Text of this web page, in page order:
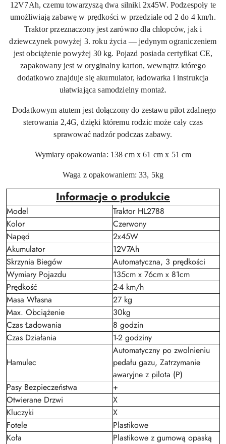
12V7Ah, czemu towarzyszą dwa silniki 2x45W. Podzespoły te
umożliwiają zabawę w prędkości w przedziale od 2 do 4 km/h.
Traktor przeznaczony jest zarówno dla chłopców, jak i
dziewczynek powyżej 3. roku życia — jedynym ograniczeniem
jest obciążenie powyżej 30 kg. Pojazd posiada certyfikat CE,
zapakowany jest w oryginalny karton, wewnątrz którego
dodatkowo znajduje się akumulator, ładowarka i instrukcja
ułatwiająca samodzielny montaż.
Dodatkowym atutem jest dołączony do zestawu pilot zdalnego
sterowania 2,4G, dzięki któremu rodzic może cały czas
sprawować nadzór podczas zabawy.
Wymiary opakowania: 138 cm x 61 cm x 51 cm
Waga z opakowaniem: 33, 5kg
Informacje o produkcie
Model
Traktor HL2788
Kolor
Czerwony
Napęd
2x45W
Akumulator
12V7Ah
Skrzynia Biegów
Automatyczna, 3 prędkości
Wymiary Pojazdu
135cm x 76cm x 81cm
Prędkość
2-4 km/h
Masa Własna
27 kg
Max. Obciążenie
30kg
Czas Ładowania
8 godzin
Czas Działania
1-2 godziny
Hamulec
Automatyczny po zwolnieniu
pedału gazu, Zatrzymanie
awaryjne z pilota (P)
Pasy Bezpieczeństwa
+
Otwierane Drzwi
X
Kluczyki
X
Fotele
Plastikowe
Koła
Plastikowe z gumową opaską